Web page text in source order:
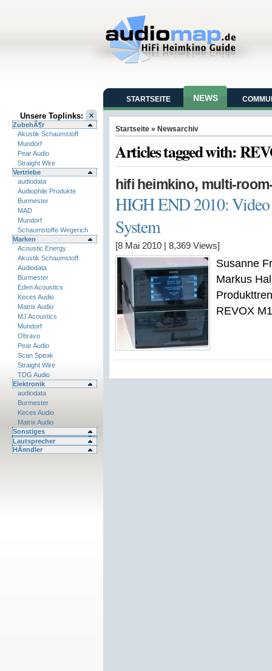
Unsere Toplinks:
ZubehÃ¶r
Akustik Schaumstoff
Mundorf
Pear Audio
Straight Wire
Vertriebe
audiodata
Audiophile Produkte
Burmester
MAD
Mundorf
Schaumstoffe Wegerich
Marken
Acoustic Energy
Akustik Schaumstoff
Audiodata
Burmester
Eden Acoustics
Keces Audio
Matrix Audio
MJ Acoustics
Mundorf
Obravo
Pear Audio
Scan Speak
Straight Wire
TDG Audio
Elektronik
audiodata
Burmester
Keces Audio
Matrix Audio
Sonstiges
Lautsprecher
HÃ¤ndler
STARTSEITE NEWS
Startseite » Newsarchiv
Articles tagged with:
hifi heimkino, multi-
HIGH END 2010:
System
[8 Mai 2010 8,369 Views]
Susanne
Markus
REVOX